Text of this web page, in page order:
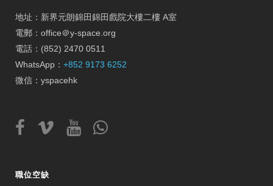
地址：新界元朗錦田錦田戲院大樓二樓 A室
電郵：office＠y-space.org
電話：(852) 2470 0511
WhatsApp： +852 9173 6252
微信：yspacehk
職位空缺